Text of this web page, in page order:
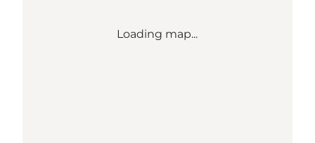
Loading map...